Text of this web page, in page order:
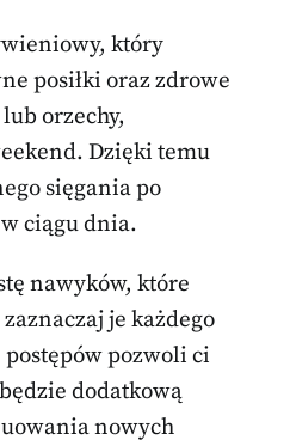
który
posiłki oraz zdrowe
orzechy,
Dzięki temu
sięgania po
ciągu dnia.
nawyków, które
je każdego
pozwoli ci
dodatkową
nowych